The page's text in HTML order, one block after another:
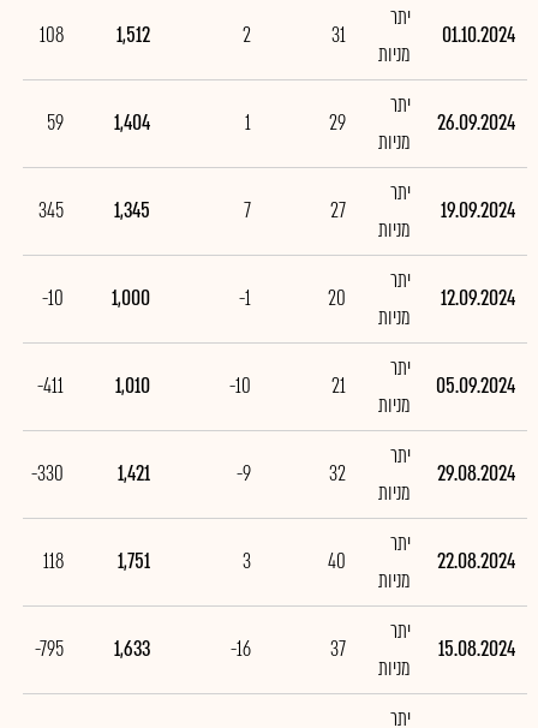
01.10.2024
יתר
מניות
31
2
1,512
108
26.09.2024
יתר
מניות
29
1
1,404
59
19.09.2024
יתר
מניות
27
7
1,345
345
12.09.2024
יתר
מניות
20
-1
1,000
-10
05.09.2024
יתר
מניות
21
-10
1,010
-411
29.08.2024
יתר
מניות
32
-9
1,421
-330
22.08.2024
יתר
מניות
40
3
1,751
118
15.08.2024
יתר
מניות
37
-16
1,633
-795
יתר